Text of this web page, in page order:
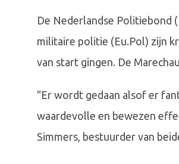
De Nederlandse Politiebond
militaire politie (Eu.Pol) zijn
van start gingen. De
"Er wordt gedaan alsof er
waardevolle en bewezen
Simmers, bestuurder van